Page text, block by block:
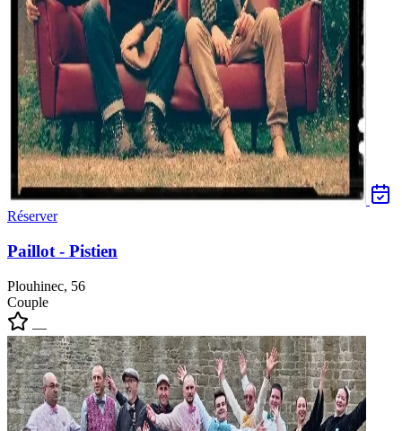
Réserver
Paillot - Pistien
Plouhinec, 56
Couple
—